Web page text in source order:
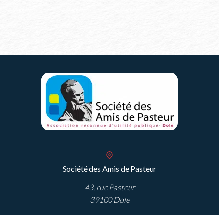
Société des Amis de Pasteur
43, rue Pasteur
39100 Dole